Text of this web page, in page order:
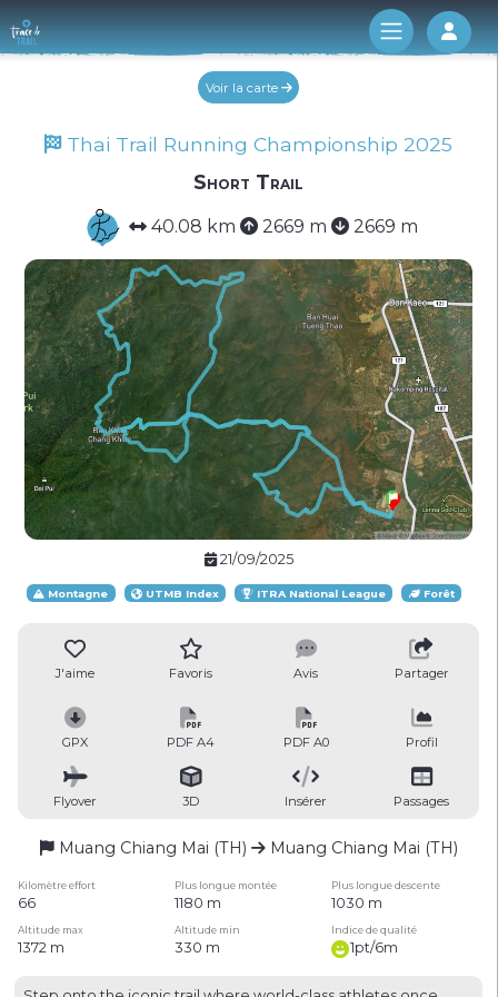
Log
Voir la carte
Thai Trail Running Championship 2025
Short Trail
40.08 km 2669 m 2669 m
21/09/2025
Montagne UTMB Index ITRA National League Forêt
J'aime Favoris Avis Partager
GPX PDF A4 PDF A0 Profil
Flyover 3D Insérer Passages
Muang Chiang Mai (TH) Muang Chiang Mai (TH)
Kilomètre effort Plus longue montée Plus longue descente
66 1180 m 1030 m
Altitude max Altitude min Indice de qualité
1372 m 330 m 1pt/6m